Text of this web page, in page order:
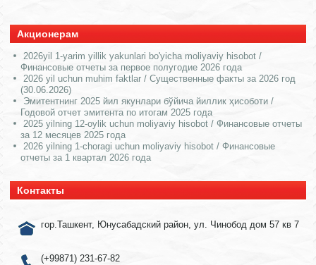
Акционерам
2026yil 1-yarim yillik yakunlari bo'yicha moliyaviy hisobot /
Финансовые отчеты за первое полугодие 2026 года
2026 yil uchun muhim faktlar / Существенные факты за 2026 год
(30.06.2026)
Эмитентнинг 2025 йил якунлари бўйича йиллик ҳисоботи /
Годовой отчет эмитента по итогам 2025 года
2025 yilning 12-oylik uchun moliyaviy hisobot / Финансовые отчеты
за 12 месяцев 2025 года
2026 yilning 1-choragi uchun moliyaviy hisobot / Финансовые
отчеты за 1 квартал 2026 года
Контакты
гор.Ташкент, Юнусабадский район, ул. Чинобод дом 57 кв 7
(+99871) 231-67-82